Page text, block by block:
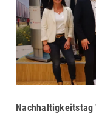
Nachhaltigkeitstag